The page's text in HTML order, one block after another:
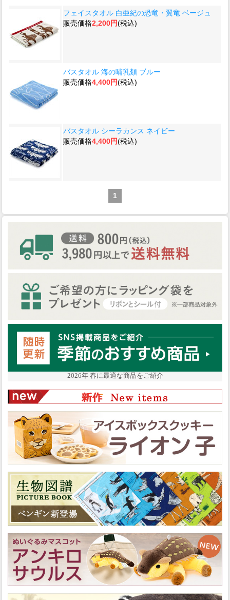
フェイスタオル 白亜紀の恐竜・翼竜 ベージュ
販売価格2,200円(税込)
バスタオル 海の哺乳類 ブルー
販売価格4,400円(税込)
バスタオル シーラカンス ネイビー
販売価格4,400円(税込)
1